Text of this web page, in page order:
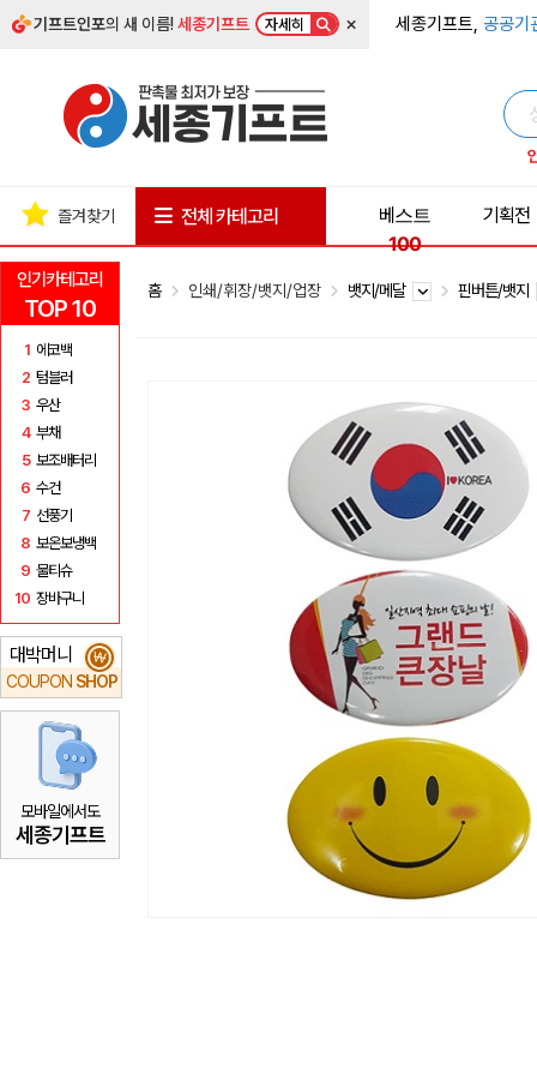
기프트인포의 새 이름!세종기프트 자세히 × 세종기프트, 공공기
인기카테고리
TOP 10
1 에코백
2 텀블러
3 우산
4 부채
5 보조배터리
6 수건
7 선풍기
8 보온보냉백
9 물티슈
10 장바구니
대박머니
COUPON SHOP
₩
모바일에서도
세종기프트
즐겨찾기 전체 카테고리
베스트
100
기획전
홈 인쇄/휘장/뱃지/업장 뱃지/메달 핀버튼/뱃지